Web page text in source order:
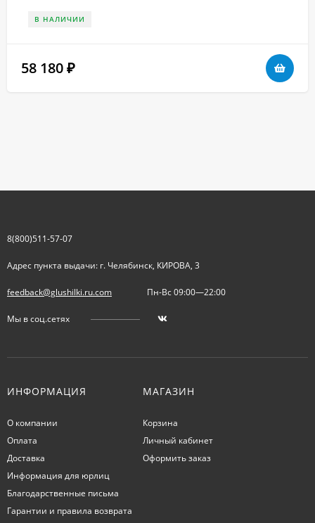
В НАЛИЧИИ
58 180 ₽
8(800)511-57-07
Адрес пункта выдачи: г. Челябинск, КИРОВА, 3
feedback@glushilki.ru.com Пн-Вс 09:00—22:00
Мы в соц.сетях
ИНФОРМАЦИЯ
О компании
Оплата
Доставка
Информация для юрлиц
Благодарственные письма
Гарантии и правила возврата
МАГАЗИН
Корзина
Личный кабинет
Оформить заказ